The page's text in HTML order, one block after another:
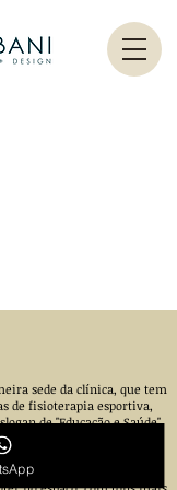
sede da clínica, que tem
de fisioterapia esportiva,
de "Educação e Saúde".
visual foi criado um
da marca e da sua
que os